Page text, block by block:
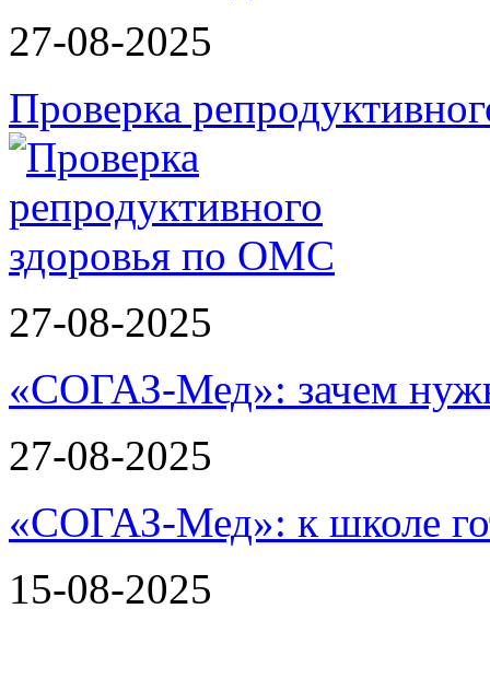
27-08-2025
Проверка
27-08-2025
«СОГАЗ-Мед»: зачем
27-08-2025
«СОГАЗ-Мед»: к школе
15-08-2025